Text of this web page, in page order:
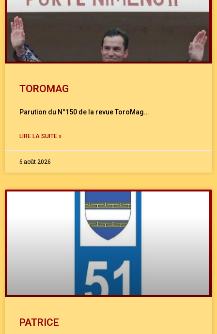
TOROMAG
Parution du N°150 de la revue ToroMag…
LIRE LA SUITE »
6 août 2026
PATRICE